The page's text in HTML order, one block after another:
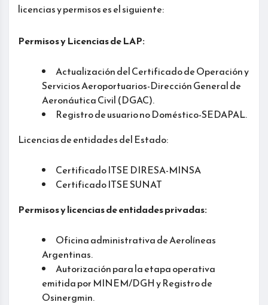
licencias y permisos es el siguiente:
Permisos y Licencias de LAP:
Actualización del Certificado de Operación y
Servicios Aeroportuarios-Dirección General de
Aeronáutica Civil (DGAC).
Registro de usuario no Doméstico-SEDAPAL.
Licencias de entidades del Estado:
Certificado ITSE DIRESA-MINSA
Certificado ITSE SUNAT
Permisos y licencias de entidades privadas:
Oficina administrativa de Aerolíneas
Argentinas.
Autorización para la etapa operativa
emitida por MINEM/DGH y Registro de
Osinergmin.